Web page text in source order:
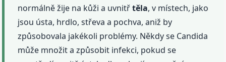
normálně žije na kůži a uvnitřtěla, v místech, jako
jsou ústa, hrdlo, střeva a pochva, aniž by
způsobovala jakékoli problémy. Někdy se Candida
může množit a způsobit infekci, pokud se